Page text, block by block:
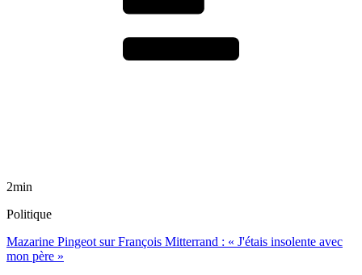
2min
Politique
Mazarine Pingeot sur François Mitterrand : « J'étais insolente avec
mon père »